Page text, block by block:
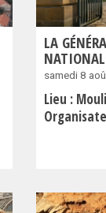
LA
samedi 8
Lieu :